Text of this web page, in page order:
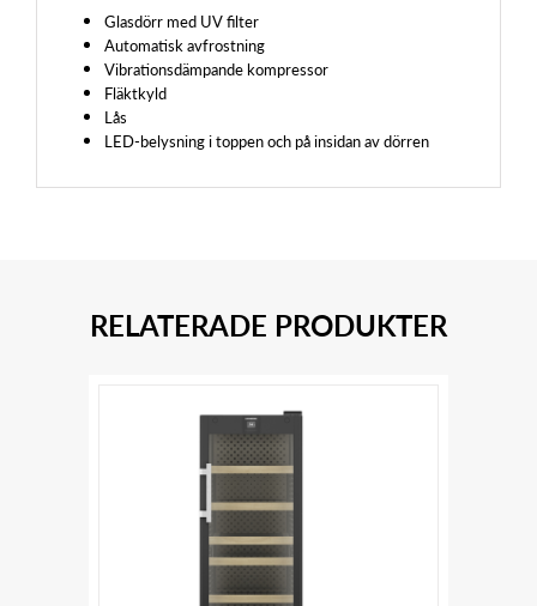
Glasdörr med UV filter
Automatisk avfrostning
Vibrationsdämpande kompressor
Fläktkyld
Lås
LED-belysning i toppen och på insidan av dörren
RELATERADE PRODUKTER